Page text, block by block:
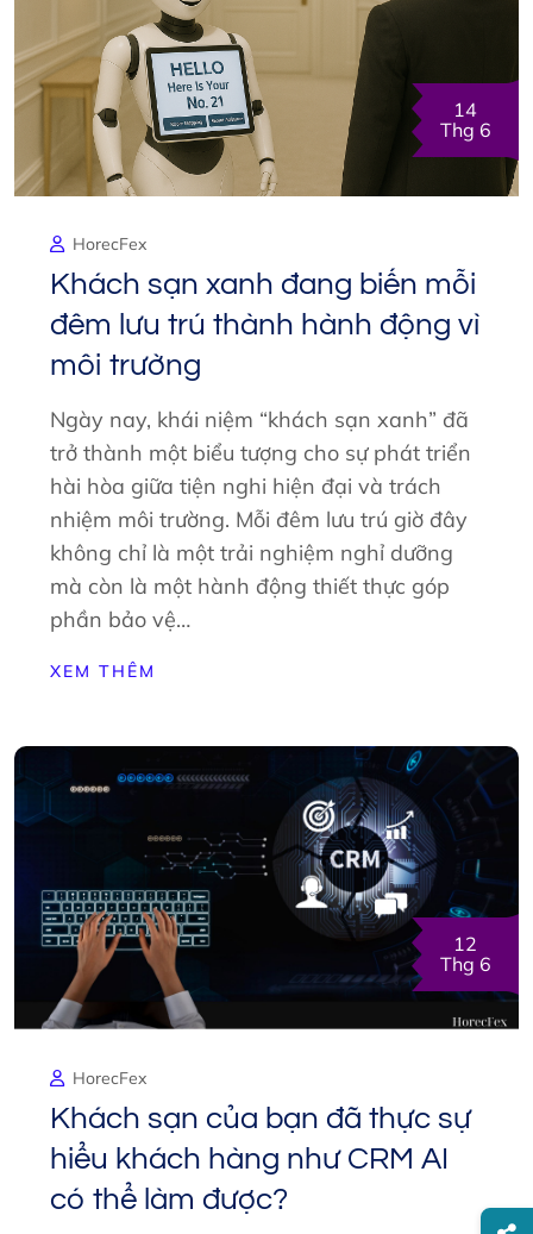
14
Thg 6
HorecFex
Khách sạn xanh đang biến mỗi
đêm lưu trú thành hành động vì
môi trường
Ngày nay, khái niệm “khách sạn xanh” đã
trở thành một biểu tượng cho sự phát triển
hài hòa giữa tiện nghi hiện đại và trách
nhiệm môi trường. Mỗi đêm lưu trú giờ đây
không chỉ là một trải nghiệm nghỉ dưỡng
mà còn là một hành động thiết thực góp
phần bảo vệ…
XEM THÊM
12
Thg 6
HorecFex
Khách sạn của bạn đã thực sự
hiểu khách hàng như CRM AI
có thể làm được?